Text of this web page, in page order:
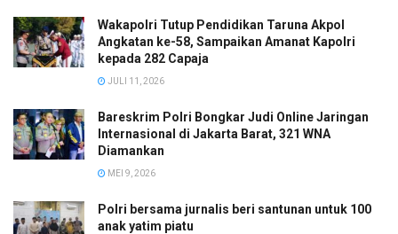
Wakapolri Tutup Pendidikan Taruna Akpol
Angkatan ke-58, Sampaikan Amanat Kapolri
kepada 282 Capaja
JULI 11, 2026
Bareskrim Polri Bongkar Judi Online Jaringan
Internasional di Jakarta Barat, 321 WNA
Diamankan
MEI 9, 2026
Polri bersama jurnalis beri santunan untuk 100
anak yatim piatu